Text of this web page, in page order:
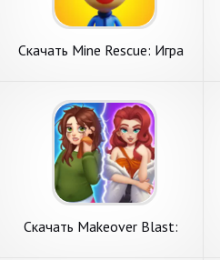
Скачать Mine Rescue: Игра
Андроид
Скачать Makeover Blast: